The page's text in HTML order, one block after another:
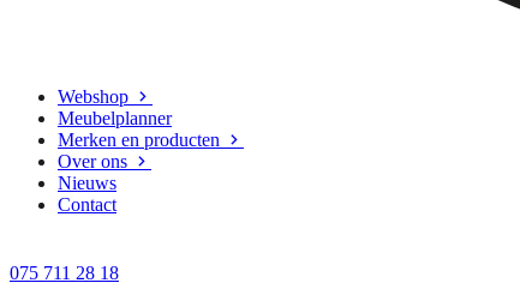
Webshop
Meubelplanner
Merken en producten
Over ons
Nieuws
Contact
075 711 28 18